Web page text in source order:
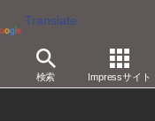
Translate
検索 Impressサイト